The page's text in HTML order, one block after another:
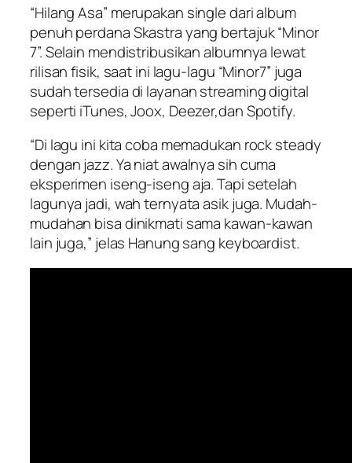
“Hilang Asa” merupakan single dari album
penuh perdana Skastra yang bertajuk “Minor
7”. Selain mendistribusikan albumnya lewat
rilisan fisik, saat ini lagu-lagu “Minor7” juga
sudah tersedia di layanan streaming digital
seperti iTunes, Joox, Deezer,dan Spotify.
“Di lagu ini kita coba memadukan rock steady
dengan jazz. Ya niat awalnya sih cuma
eksperimen iseng-iseng aja. Tapi setelah
lagunya jadi, wah ternyata asik juga. Mudah-
mudahan bisa dinikmati sama kawan-kawan
lain juga,” jelas Hanung sang keyboardist.